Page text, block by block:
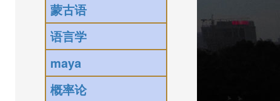
蒙古语
语言学
maya
概率论